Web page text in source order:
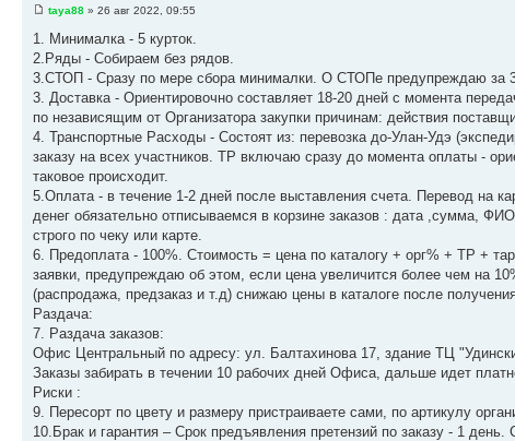
taya88 » 26 авг 2022, 09:55
1. Минималка - 5 курток.
2.Ряды - Собираем без рядов.
3.СТОП - Сразу по мере сбора минималки. О СТОПе предупреждаю за 3
3. Доставка - Ориентировочно составляет 18-20 дней с момента
по независящим от Организатора закупки причинам: действия
4. Транспортные Расходы - Состоят из: перевозка до-Улан-Удэ
заказу на всех участников. ТР включаю сразу до момента оплаты -
таковое происходит.
5.Оплата - в течение 1-2 дней после выставления счета. Перевод на
денег обязательно отписываемся в корзине заказов : дата ,сумма,
строго по чеку или карте.
6. Предоплата - 100%. Стоимость = цена по каталогу + орг% + ТР +
заявки, предупреждаю об этом, если цена увеличится более чем на
(распродажа, предзаказ и т.д) снижаю цены в каталоге после
Раздача:
7. Раздача заказов:
Офис Центральный по адресу: ул. Балтахинова 17, здание ТЦ
Заказы забирать в течении 10 рабочих дней Офиса, дальше идет
Риски :
9. Пересорт по цвету и размеру пристраиваете сами, по артикулу
10.Брак и гарантия – Срок предъявления претензий по заказу - 1